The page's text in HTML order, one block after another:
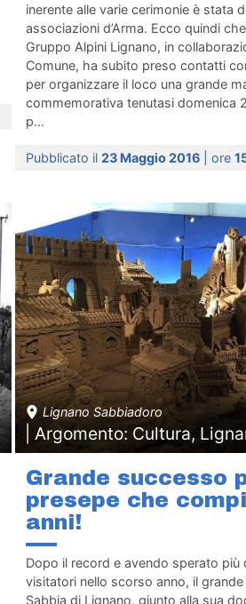
inerente alle varie cerimonie è stata
associazioni d’Arma. Ecco quindi
Gruppo Alpini Lignano, in
Comune, ha subito preso contatti
per organizzare il loco una grande
commemorativa tenutasi domenica
p...
Pubblicato il 23 Maggio 2016 | ore
Lignano Sabbiadoro
| Argomento: Cultura,
Grande successo
presepe che
anni!
Dopo il record e avendo sperato più
visitatori nello scorso anno, il grande
Sabbia di Lignano, giunto alla sua